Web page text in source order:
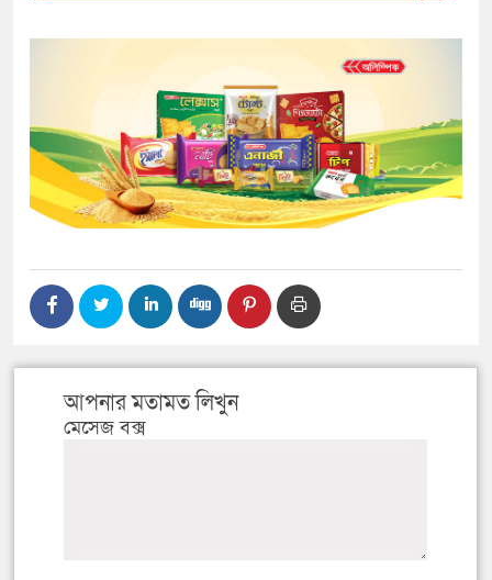
আপনার মতামত লিখুন
মেসেজ বক্স